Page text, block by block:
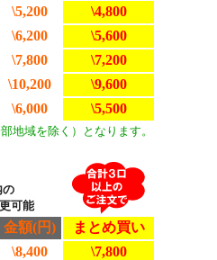
\5,200
\4,800
\6,200
\5,600
\7,800
\7,200
\10,200
\9,600
\6,000 \5,500
地域を除く）となります。
の
可能
金額(円)
まとめ買い
\8,400
\7,800